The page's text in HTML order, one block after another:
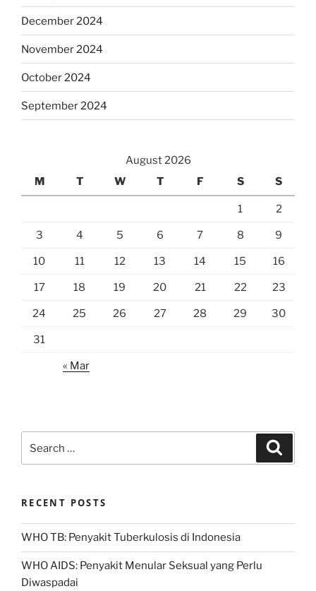
December 2024
November 2024
October 2024
September 2024
August 2026
M
T W T F S S
1 2
3 4 5 6 7 8 9
10 11 12 13 14 15 16
17 18 19 20 21 22 23
24 25 26 27 28 29 30
31
« Mar
for:
RECENT POSTS
WHO TB: Penyakit Tuberkulosis di Indonesia
WHO AIDS: Penyakit Menular Seksual yang Perlu
Diwaspadai